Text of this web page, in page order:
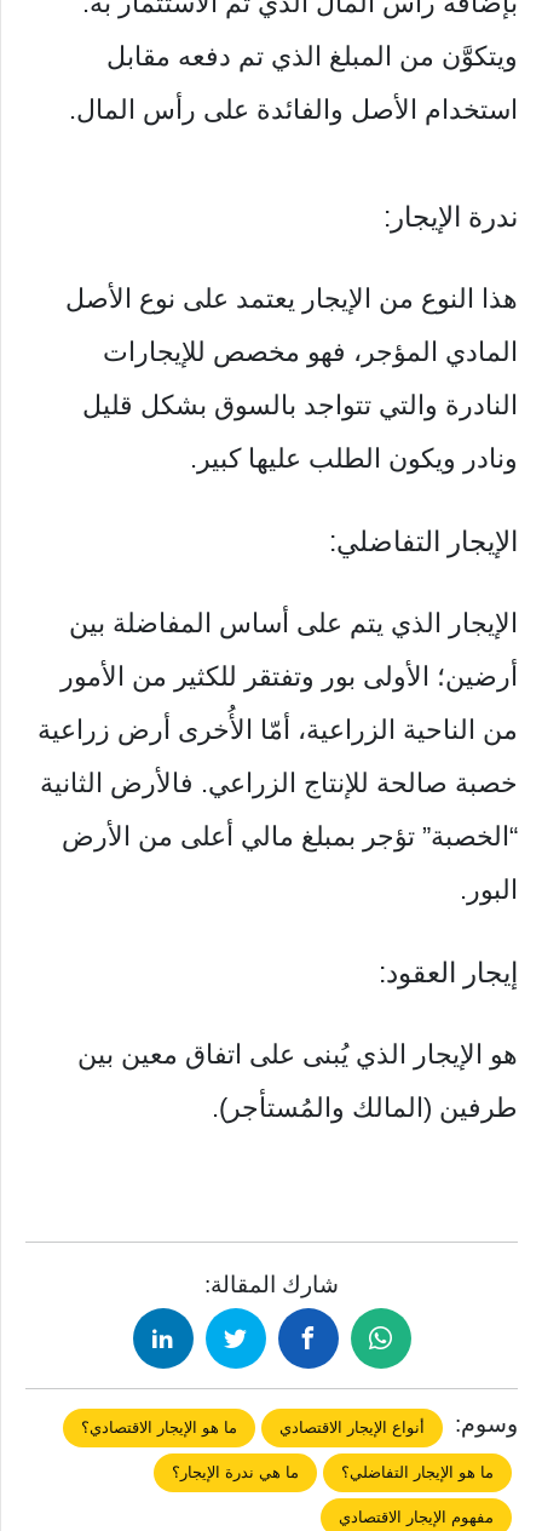
ويتكوَّن من المبلغ الذي تم دفعه مقابل
استخدام الأصل والفائدة على رأس المال.
ندرة الإيجار:
هذا النوع من الإيجار يعتمد على نوع الأصل
المادي المؤجر، فهو مخصص للإيجارات
النادرة والتي تتواجد بالسوق بشكل قليل
ونادر ويكون الطلب عليها كبير.
الإيجار التفاضلي:
الإيجار الذي يتم على أساس المفاضلة بين
أرضين؛ الأولى بور وتفتقر للكثير من الأمور
من الناحية الزراعية، أمّا الأُخرى أرض زراعية
خصبة صالحة للإنتاج الزراعي. فالأرض الثانية
“الخصبة” تؤجر بمبلغ مالي أعلى من الأرض
البور.
إيجار العقود:
هو الإيجار الذي يُبنى على اتفاق معين بين
طرفين (المالك والمُستأجر).
شارك المقالة:
وسوم: أنواع الإيجار الاقتصادي ما هو الإيجار الاقتصادي؟
ما هو الإيجار التفاضلي؟ ما هي ندرة الإيجار؟
مفهوم الإيجار الاقتصادي